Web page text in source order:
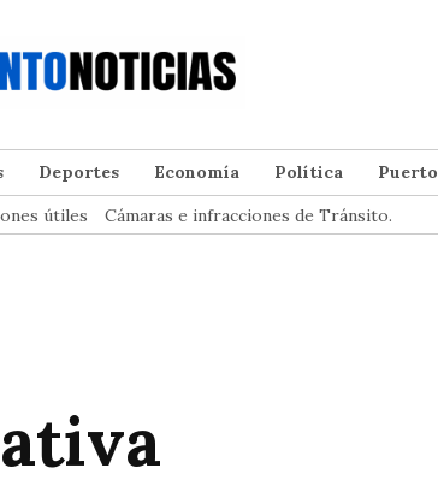
Deportes Economía Política Puerto
útiles Cámaras e infracciones de Tránsito.